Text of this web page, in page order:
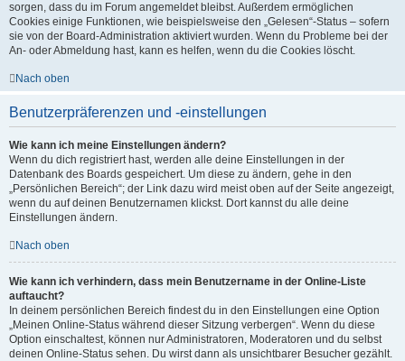
sorgen, dass du im Forum angemeldet bleibst. Außerdem ermöglichen
Cookies einige Funktionen, wie beispielsweise den „Gelesen“-Status – sofern
sie von der Board-Administration aktiviert wurden. Wenn du Probleme bei der
An- oder Abmeldung hast, kann es helfen, wenn du die Cookies löscht.
Nach oben
Benutzerpräferenzen und -einstellungen
Wie kann ich meine Einstellungen ändern?
Wenn du dich registriert hast, werden alle deine Einstellungen in der
Datenbank des Boards gespeichert. Um diese zu ändern, gehe in den
„Persönlichen Bereich“; der Link dazu wird meist oben auf der Seite angezeigt,
wenn du auf deinen Benutzernamen klickst. Dort kannst du alle deine
Einstellungen ändern.
Nach oben
Wie kann ich verhindern, dass mein Benutzername in der Online-Liste
auftaucht?
In deinem persönlichen Bereich findest du in den Einstellungen eine Option
„Meinen Online-Status während dieser Sitzung verbergen“. Wenn du diese
Option einschaltest, können nur Administratoren, Moderatoren und du selbst
deinen Online-Status sehen. Du wirst dann als unsichtbarer Besucher gezählt.